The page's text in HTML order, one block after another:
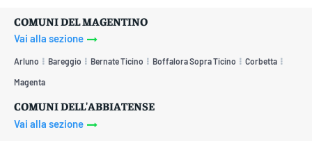
COMUNI DEL MAGENTINO
Vai alla sezione
Arluno Bareggio Bernate Ticino Boffalora Sopra Ticino Corbetta
Magenta
COMUNI DELL'ABBIATENSE
Vai alla sezione